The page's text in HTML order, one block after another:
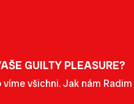
GUILTY PLEASURE?
všichni. Jak nám